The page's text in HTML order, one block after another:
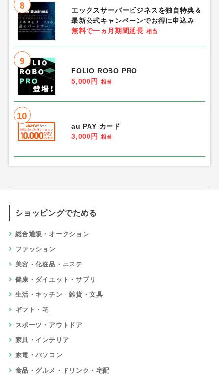
8
エックスサーバービジネスを独自特典＆
最新公式キャンペーンでお得に申込み
無料で一ヵ月期間延長 相当
9
FOLIO ROBO PRO
5,000円
相当
10
au PAY カード
3,000円
相当
ショッピングでためる
総合通販・オークション
ファッション
美容・化粧品・エステ
健康・ダイエット・サプリ
生活・キッチン・雑貨・文具
ギフト・花
スポーツ・アウトドア
家具・インテリア
家電・パソコン
食品・グルメ・ドリンク・宅配